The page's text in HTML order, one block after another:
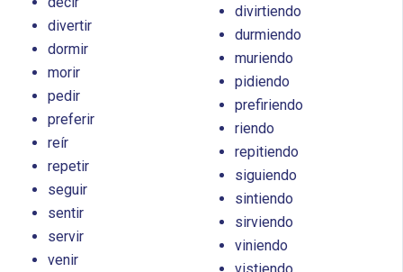
divertir
dormir
morir
pedir
preferir
reír
repetir
seguir
sentir
servir
venir
divirtiendo
durmiendo
muriendo
pidiendo
prefiriendo
riendo
repitiendo
siguiendo
sintiendo
sirviendo
viniendo